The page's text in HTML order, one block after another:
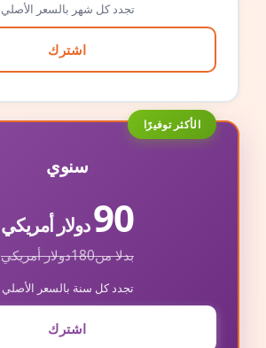
تجدد كل شهر بالسعر الأصلي
اشترك
الأكثر توفيرًا
سنوي
90دولار أمريكي
بدلا من180دولار أمريكي
تجدد كل سنة بالسعر الأصلي
اشترك